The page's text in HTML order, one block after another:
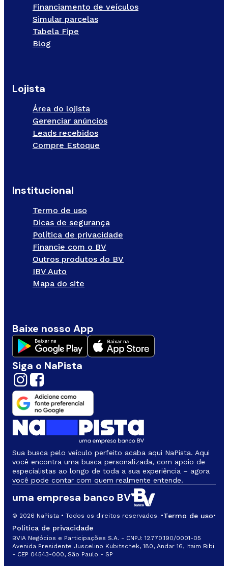
Financiamento de veículos
Simular parcelas
Tabela Fipe
Blog
Lojista
Área do lojista
Gerenciar anúncios
Leads recebidos
Compre Estoque
Institucional
Termo de uso
Dicas de segurança
Política de privacidade
Financie com o BV
Outros produtos do BV
IBV Auto
Mapa do site
Baixe nosso App
Siga o NaPista
Sua busca pelo veículo perfeito acaba aqui NaPista. Aqui
você encontra uma busca personalizada, com apoio de
especialistas ao longo de toda a sua experiência – agora
você pode contar com quem realmente entende.
© 2026 NaPista • Todos os direitos reservados. •Termo de uso•
Política de privacidade
BVIA Negócios e Participações S.A. - CNPJ: 12.770.190/0001-05
Avenida Presidente Juscelino Kubitschek, 180, Andar 16, Itaim Bibi
- CEP 04543-000, São Paulo - SP
uma empresa banco BV